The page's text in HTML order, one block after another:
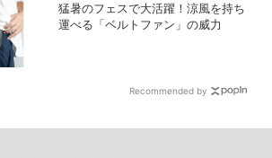
猛暑のフェスで大活躍！涼風を持ち
運べる「ベルトファン」の威力
Recommended by